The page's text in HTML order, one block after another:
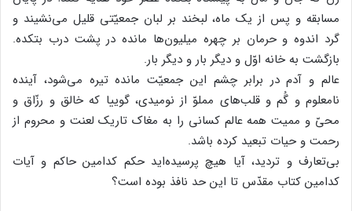
مسابقه و پس از یک ماه، لبخند بر لبان جمعیّتی قلیل می‌نشیند و
گرد اندوه و حرمان بر چهره میلیون‌ها مانده در پشت درب بتکده.
بازگشت به خانه اوّل و دیگر بار و دیگر بار.
عالم و آدم در برابر چشم این جمعیّت مانده تیره می‌شود، آینده
نامعلوم و گُم و قلب‌های مملوّ از نومیدی، گوییا که خالق و رزّاق و
محیّ‌ و ممیت همه عالم کسانی را به مغاک تاریک لعنت و محروم از
رحمت و حیات تبعید کرده باشد.
بی‌تعارف و تردید، آیا هیچ پرسیده‌اید حکم کدامین حاکم و آیات
کدامین کتاب مقدّس تا این حد نافذ بوده است؟